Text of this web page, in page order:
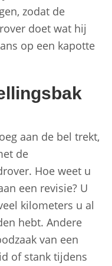
zodat de
doet wat hij
op een kapotte
aan de bel trekt,
de
Hoe weet u
een revisie? U
kilometers u al
hebt. Andere
van een
of stank tijdens